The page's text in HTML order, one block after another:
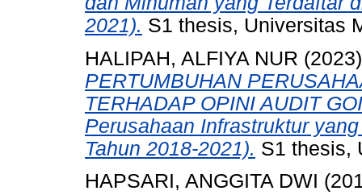
2021). S1 thesis, Universitas
HALIPAH, ALFIYA NUR
PERTUMBUHAN
TERHADAP OPINI AUDIT
Perusahaan Infrastruktur
Tahun 2018-2021). S1 thesis,
HAPSARI, ANGGITA DWI